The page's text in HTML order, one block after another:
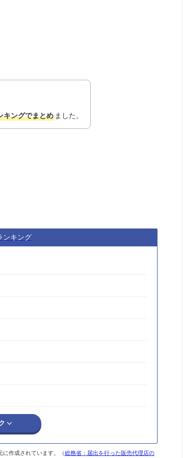
キングでまとめ ました。
ンキング
作成されています。（総務省：届出を行った販売代理店の